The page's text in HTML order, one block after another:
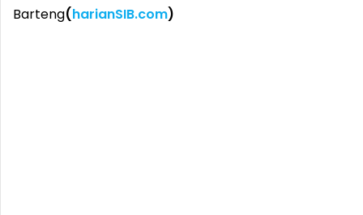
Barteng(harianSIB.com)